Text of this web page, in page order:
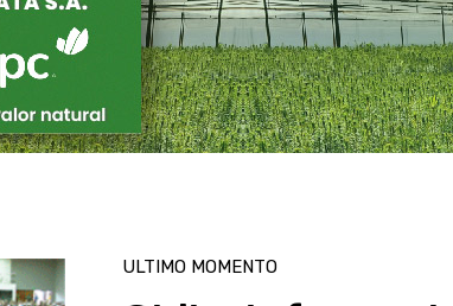
ULTIMO MOMENTO